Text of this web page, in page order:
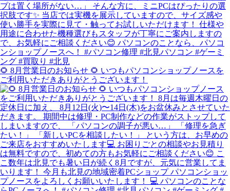
🌻 8月営業日のお知らせ 🌻 いつもパソコンショップノースを
ご利用いただきありがとうございます！